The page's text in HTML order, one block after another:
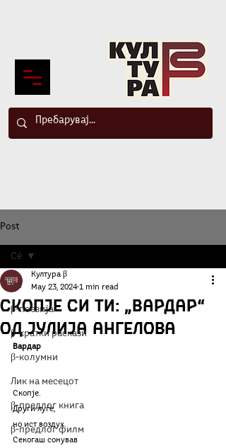
Post
Сè
β-поезија
β-кратки раскази
β-колумни
Лик на месецот
β-предлог книга
β-предлог филм
Сè
Скопје СИ ТИ: „Вардар“
од Јулија Ангелова
Култура β
May 23, 2024 1 min read
Вардар
Скопје.
Други луѓе,
но ист воздух.
Секогаш сонував